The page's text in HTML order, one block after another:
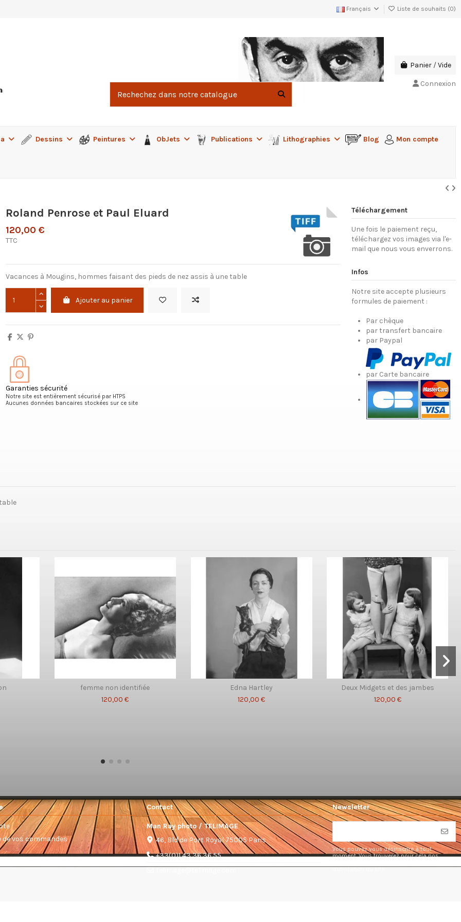
Français Liste de souhaits (0)
Panier /Vide
Connexion
Dessins Peintures ObJets Publications Lithographies Blog Mon compte
Roland Penrose et Paul Eluard
120,00 €
TTC
Vacances à Mougins, hommes faisant des pieds de nez assis à une table
Ajouter au panier
Garanties sécurité
Notre site est entièrement sécurisé par HTPS
Aucunes données bancaires stockées sur ce site
Téléchargement
Une fois le paiement reçu,
téléchargez vos images via l'e-
mail que nous vous enverrons.
Infos
Notre site accepte plusieurs
formules de paiement :
Par chèque
par transfert bancaire
par Paypal
par Carte bancaire
femme non identifiée
120,00 €
Edna Hartley
120,00 €
Deux Midgets et des jambes
120,00 €
de vos commandes
Contact
Man Ray photo / TELIMAGE
46, Bld de Port Royal 75005 Paris
+33(0)1 43 36 36 55
Newsletter
Vous pouvez vous désinscrire à tout
moment. Vous trouverez pour cela nos
d'utilisation du site.